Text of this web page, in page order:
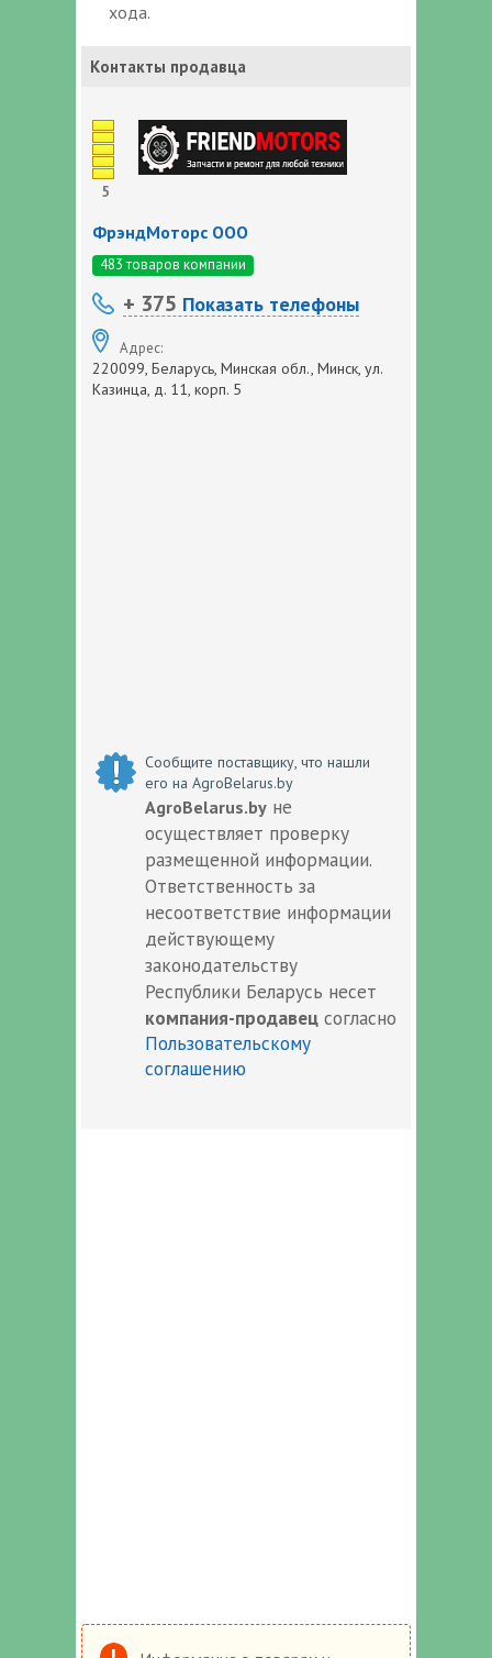
хода.
Контакты продавца
5
ФрэндМоторс ООО
483 товаров компании
+ 375 Показать телефоны
Адрес:
220099, Беларусь, Минская обл., Минск, ул.
Казинца, д. 11, корп. 5
Сообщите поставщику, что нашли
его на AgroBelarus.by
AgroBelarus.by не
осуществляет проверку
размещенной информации.
Ответственность за
несоответствие информации
действующему
законодательству
Республики Беларусь несет
компания-продавец согласно
Пользовательскому
соглашению